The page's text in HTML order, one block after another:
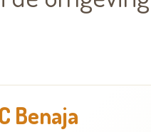
Benaja